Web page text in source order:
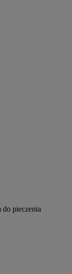
pieczenia